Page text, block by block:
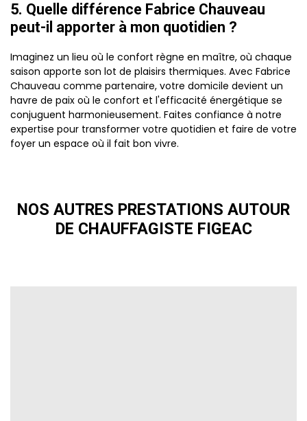
5. Quelle différence Fabrice Chauveau
peut-il apporter à mon quotidien ?
Imaginez un lieu où le confort règne en maître, où chaque
saison apporte son lot de plaisirs thermiques. Avec Fabrice
Chauveau comme partenaire, votre domicile devient un
havre de paix où le confort et l'efficacité énergétique se
conjuguent harmonieusement. Faites confiance à notre
expertise pour transformer votre quotidien et faire de votre
foyer un espace où il fait bon vivre.
NOS AUTRES PRESTATIONS AUTOUR
DE CHAUFFAGISTE FIGEAC